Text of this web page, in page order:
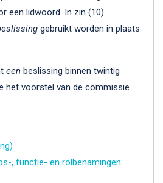
een lidwoord. In zin (10)
gebruikt worden in plaats
een beslissing binnen twintig
het voorstel van de commissie
, functie- en rolbenamingen